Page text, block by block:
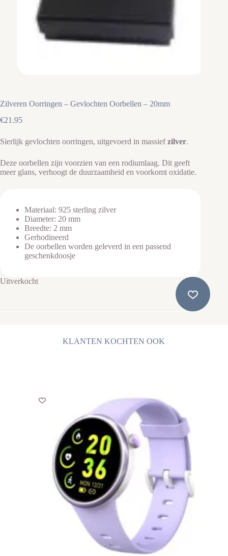
Zilveren Oorringen – Gevlochten Oorbellen – 20mm
€21.95
Sierlijk gevlochten oorringen, uitgevoerd in massiefzilver.
Deze oorbellen zijn voorzien van een rodiumlaag. Dit geeft
meer glans, verhoogt de duurzaamheid en voorkomt oxidatie.
Materiaal: 925 sterling zilver
Diameter: 20 mm
Breedte: 2 mm
Gerhodineerd
De oorbellen worden geleverd in een passend
geschenkdoosje
Uitverkocht
KLANTEN KOCHTEN OOK